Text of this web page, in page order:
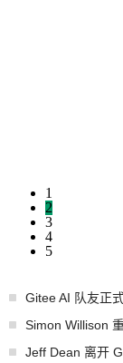
1
2
3
4
5
Gitee AI 队友正
Simon Willison
Jeff Dean 离开